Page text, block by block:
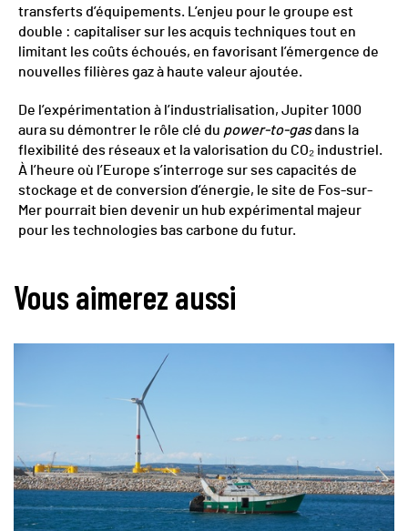
transferts d’équipements. L’enjeu pour le groupe est
double : capitaliser sur les acquis techniques tout en
limitant les coûts échoués, en favorisant l’émergence de
nouvelles filières gaz à haute valeur ajoutée.
De l’expérimentation à l’industrialisation, Jupiter 1000
aura su démontrer le rôle clé du power-to-gasdans la
flexibilité des réseaux et la valorisation du CO₂ industriel.
À l’heure où l’Europe s’interroge sur ses capacités de
stockage et de conversion d’énergie, le site de Fos-sur-
Mer pourrait bien devenir un hub expérimental majeur
pour les technologies bas carbone du futur.
Vous aimerez aussi